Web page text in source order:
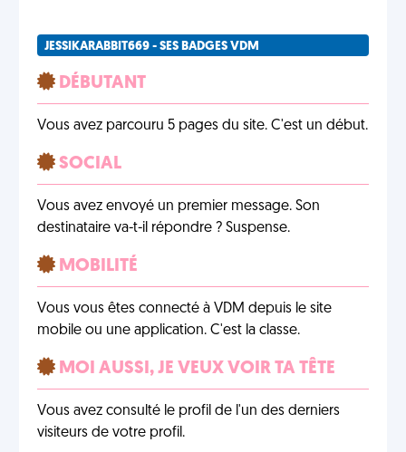
JESSIKARABBIT669 - SES BADGES VDM
DÉBUTANT
Vous avez parcouru 5 pages du site. C'est un début.
SOCIAL
Vous avez envoyé un premier message. Son
destinataire va-t-il répondre ? Suspense.
MOBILITÉ
Vous vous êtes connecté à VDM depuis le site
mobile ou une application. C'est la classe.
MOI AUSSI, JE VEUX VOIR TA TÊTE
Vous avez consulté le profil de l'un des derniers
visiteurs de votre profil.